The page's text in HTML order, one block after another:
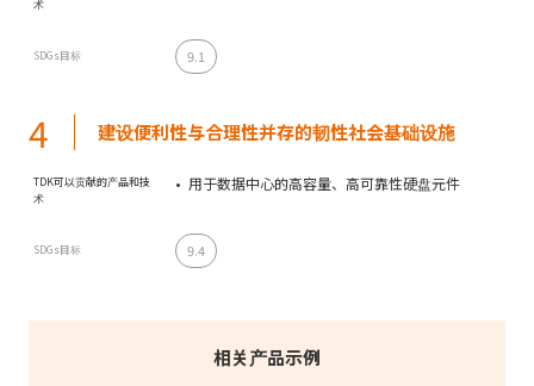
术
SDGs目标 9.1
4 建设便利性与合理性并存的韧性社会基础设施
TDK可以贡献的产品和技
术
用于数据中心的高容量、高可靠性硬盘元件
SDGs目标 9.4
相关产品示例